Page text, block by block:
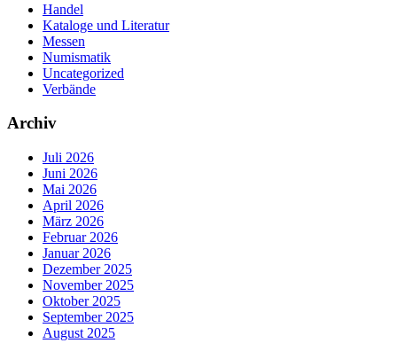
Handel
Kataloge und Literatur
Messen
Numismatik
Uncategorized
Verbände
Archiv
Juli 2026
Juni 2026
Mai 2026
April 2026
März 2026
Februar 2026
Januar 2026
Dezember 2025
November 2025
Oktober 2025
September 2025
August 2025